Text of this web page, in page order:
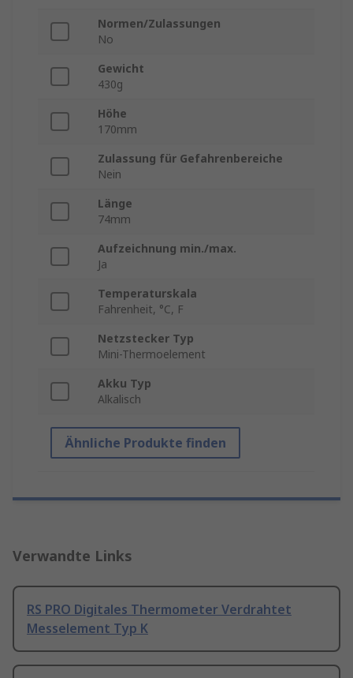
Normen/Zulassungen
No
Gewicht
430g
Höhe
170mm
Zulassung für Gefahrenbereiche
Nein
Länge
74mm
Aufzeichnung min./max.
Ja
Temperaturskala
Fahrenheit, °C, F
Netzstecker Typ
Mini-Thermoelement
Akku Typ
Alkalisch
Ähnliche Produkte finden
Verwandte Links
RS PRO Digitales Thermometer Verdrahtet
Messelement Typ K